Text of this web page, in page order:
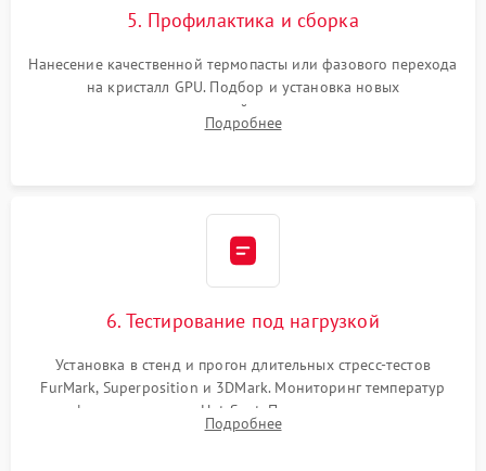
5. Профилактика и сборка
Нанесение качественной термопасты или фазового перехода
на кристалл GPU. Подбор и установка новых
термопрокладок правильной толщины на память и цепи
питания. Монтаж радиатора и бэкплейта, подключение и
Подробнее
6. Тестирование под нагрузкой
Установка в стенд и прогон длительных стресс-тестов
FurMark, Superposition и 3DMark. Мониторинг температур
графического чипа и Hot Spot. Проверка на отсутствие
артефактов изображения, вылетов драйвера и зависаний.
Подробнее